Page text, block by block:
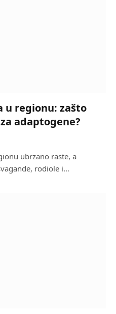
u regionu: zašto
adaptogene?
ubrzano raste, a
rodiole i…